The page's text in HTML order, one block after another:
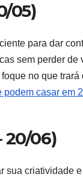
05)
para dar
sem perder
no que
casar em
20/06)
sua criatividade